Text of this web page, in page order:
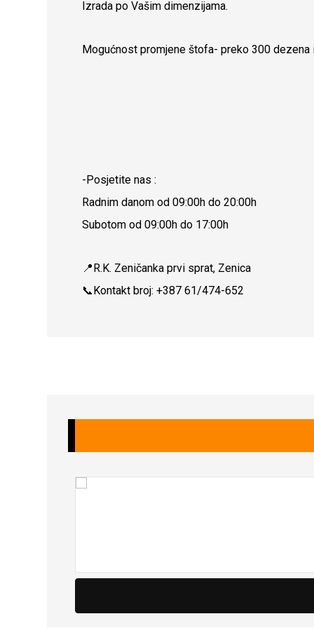
Izrada po Vašim dimenzijama.
Mogućnost promjene štofa- preko 300 dezena
-Posjetite nas :
Radnim danom od 09:00h do 20:00h
Subotom od 09:00h do 17:00h
📍R.K. Zeničanka prvi sprat, Zenica
📞Kontakt broj: +387 61/474-652